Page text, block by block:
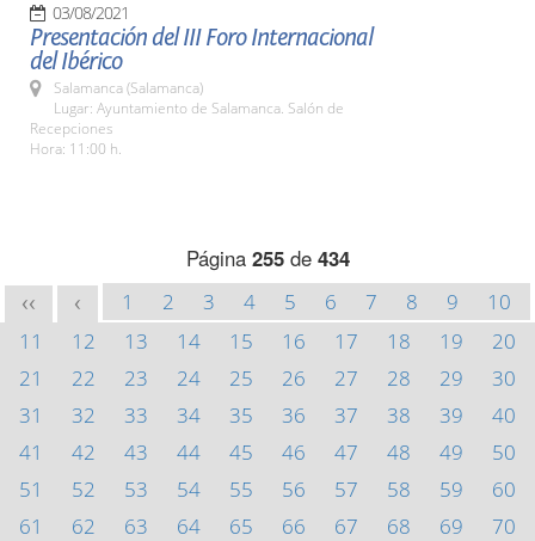
03/08/2021
Presentación del III Foro Internacional
del Ibérico
Salamanca (Salamanca)
Lugar: Ayuntamiento de Salamanca. Salón de
Recepciones
Hora: 11:00 h.
Página 255de 434
<< < 1 2 3 4 5 6 7 8 9
10
11
12 13 14 15 16 17 18 19
20
21
22 23 24 25 26 27 28 29
30
31
32 33 34 35 36 37 38 39
40
41
42 43 44 45 46 47 48 49
50
51
52 53 54 55 56 57 58 59
60
61
62 63 64 65 66 67 68 69
70